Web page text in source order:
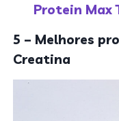
Protein Max
5 – Melhores
Creatina